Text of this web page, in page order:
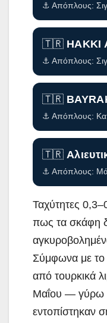
⚓ Απόπλους:
🇹🇷 HAKKI
⚓ Απόπλους:
🇹🇷
⚓ Απόπλους:
🇹🇷
⚓ Απόπλους:
Ταχύτητες
πως τα σκάφη
Σύμφωνα με
από τουρκικά
Μαΐου — γύρω
εντοπίστηκαν